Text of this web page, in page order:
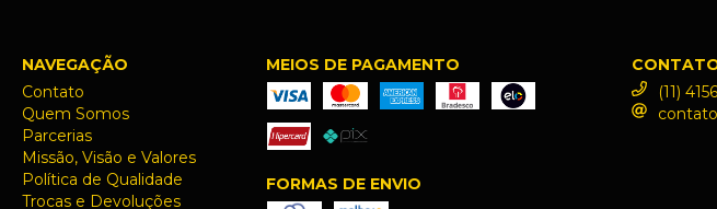
NAVEGAÇÃO
Contato
Quem Somos
Parcerias
Missão, Visão e Valores
Política de Qualidade
Trocas e Devoluções
MEIOS DE PAGAMENTO
FORMAS DE ENVIO
(11)